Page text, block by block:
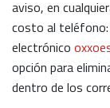
aviso, en
costo al
electrónico
opción para
dentro de los